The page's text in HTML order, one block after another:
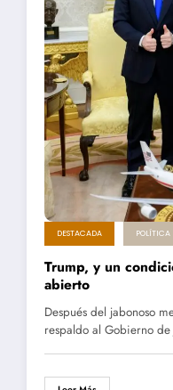
DESTACADA POLÍTICA
Trump, y un
abierto
Después del jabonoso
respaldo al Gobierno